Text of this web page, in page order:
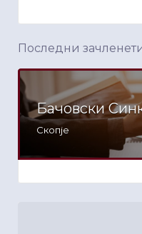
Последни
Бачовски
Скопје